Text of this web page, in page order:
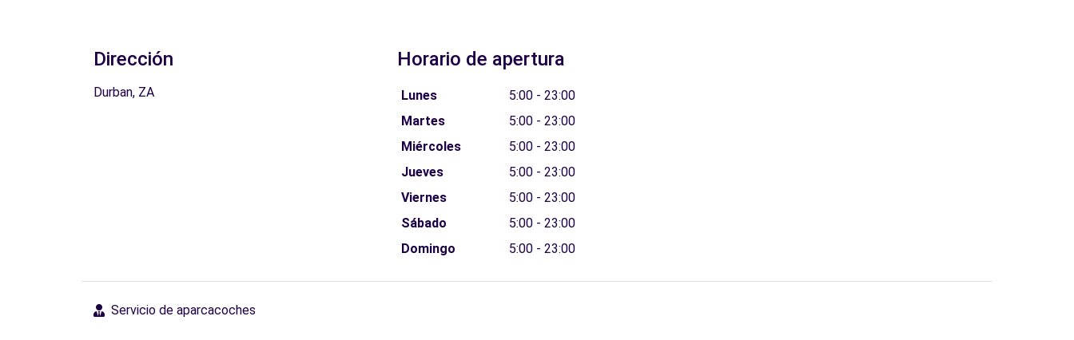
Dirección
Durban, ZA
Horario de apertura
Lunes
5:00 - 23:00
Martes
5:00 - 23:00
Miércoles
5:00 - 23:00
Jueves
5:00 - 23:00
Viernes
5:00 - 23:00
Sábado
5:00 - 23:00
Domingo
5:00 - 23:00
Servicio de aparcacoches